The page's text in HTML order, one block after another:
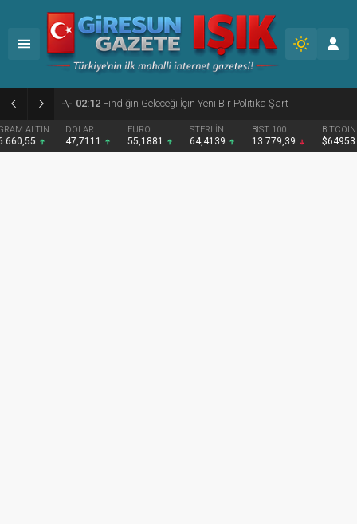
02:09 Giresun’da etkinlik maratonu tamamlandı
DOLAR
47,7111
EURO
55,1881
STERLİN
64,4139
BIST 100
13.779,39
BITCOIN
$64953